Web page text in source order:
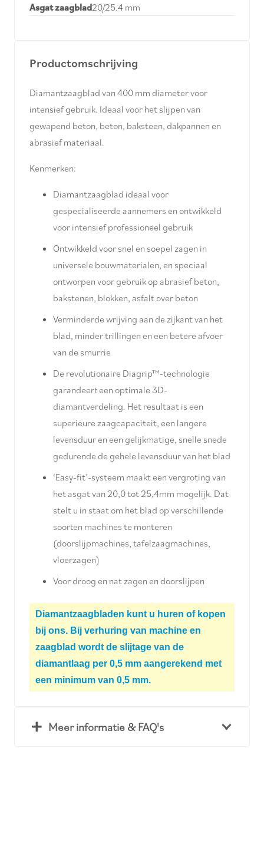
Asgat zaagblad20/25.4 mm
Productomschrijving
Diamantzaagblad van 400 mm diameter voor
intensief gebruik. Ideaal voor het slijpen van
gewapend beton, beton, baksteen, dakpannen en
abrasief materiaal.
Kenmerken:
Diamantzaagblad ideaal voor
gespecialiseerde aannemers en ontwikkeld
voor intensief professioneel gebruik
Ontwikkeld voor snel en soepel zagen in
universele bouwmaterialen, en speciaal
ontworpen voor gebruik op abrasief beton,
bakstenen, blokken, asfalt over beton
Verminderde wrijving aan de zijkant van het
blad, minder trillingen en een betere afvoer
van de smurrie
De revolutionaire Diagrip™-technologie
garandeert een optimale 3D-
diamantverdeling. Het resultaat is een
superieure zaagcapaciteit, een langere
levensduur en een gelijkmatige, snelle snede
gedurende de gehele levensduur van het blad
‘Easy-fit’-systeem maakt een vergroting van
het asgat van 20,0 tot 25,4mm mogelijk. Dat
stelt u in staat om het blad op verschillende
soorten machines te monteren
(doorslijpmachines, tafelzaagmachines,
vloerzagen)
Voor droog en nat zagen en doorslijpen
Diamantzaagbladen kunt u huren of kopen
bij ons. Bij verhuring van machine en
zaagblad wordt de slijtage van de
diamantlaag per 0,5 mm aangerekend met
een minimum van 0,5 mm.
Meer informatie & FAQ's